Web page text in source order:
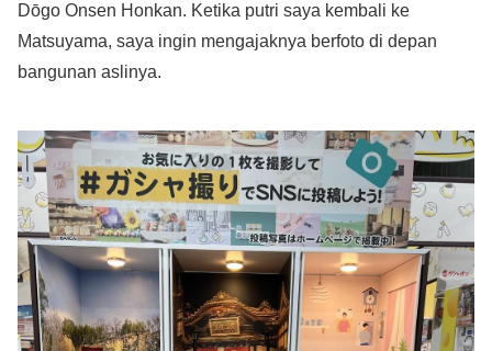
Dōgo Onsen Honkan. Ketika putri saya kembali ke
Matsuyama, saya ingin mengajaknya berfoto di depan
bangunan aslinya.